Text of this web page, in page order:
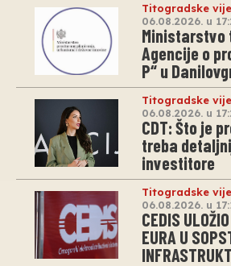
Titogradske
06.08.2026. u
Ministarstvo
Agencije o
P“ u
Titogradske
06.08.2026. u
CDT: Što je
treba
investitore
Titogradske
06.08.2026. u
CEDIS
EURA U